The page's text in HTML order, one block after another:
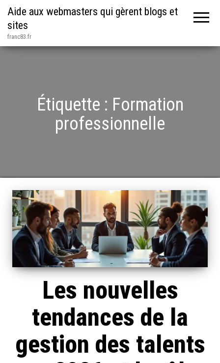
Aide aux webmasters qui gèrent blogs et
sites
franc83.fr
Étiquette : Formation
professionnelle
Les nouvelles
tendances de la
gestion des talents